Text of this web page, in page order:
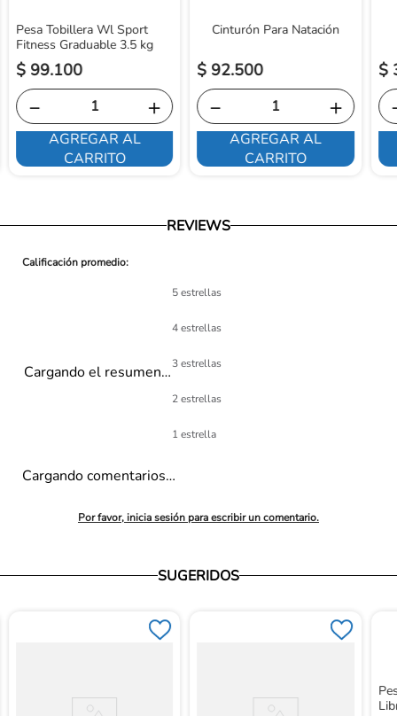
Pesa Tobillera Wl Sport
Fitness Graduable 3.5 kg
$ 99.100
＋
－
AGREGAR AL
CARRITO
Cinturón Para Natación
$ 92.500
＋
－
AGREGAR AL
CARRITO
$
REVIEWS
Cargando el resumen…
5 estrellas
4 estrellas
3 estrellas
2 estrellas
1 estrella
Por favor, inicia sesión para escribir un comentario.
Cargando comentarios…
SUGERIDOS